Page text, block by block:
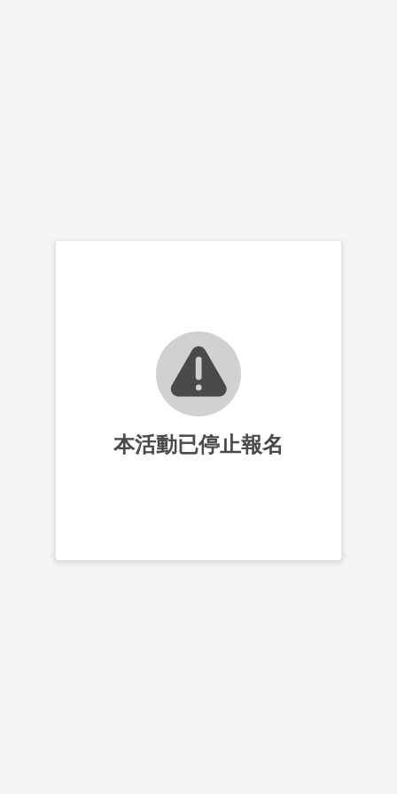
本活動已停止報名